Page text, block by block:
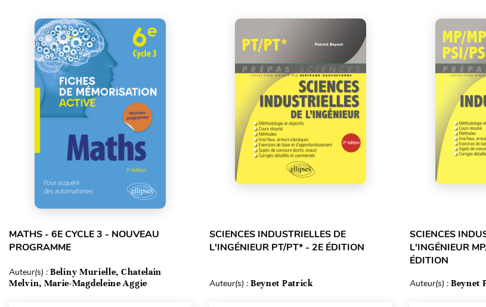
MATHS - 6E CYCLE 3 - NOUVEAU
PROGRAMME
Auteur(s) : Beliny Murielle, Chatelain
Melvin, Marie-Magdeleine Aggie
SCIENCES INDUSTRIELLES DE
L'INGÉNIEUR PT/PT* - 2E ÉDITION
Auteur(s) : Beynet Patrick
SCIENCES
L'INGÉNIEUR
ÉDITION
Auteur(s) : Beynet